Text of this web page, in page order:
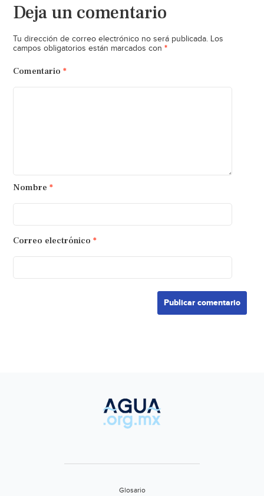
Deja un comentario
Tu dirección de correo electrónico no será publicada. Los
campos obligatorios están marcados con *
Comentario *
Nombre *
Correo electrónico *
Glosario